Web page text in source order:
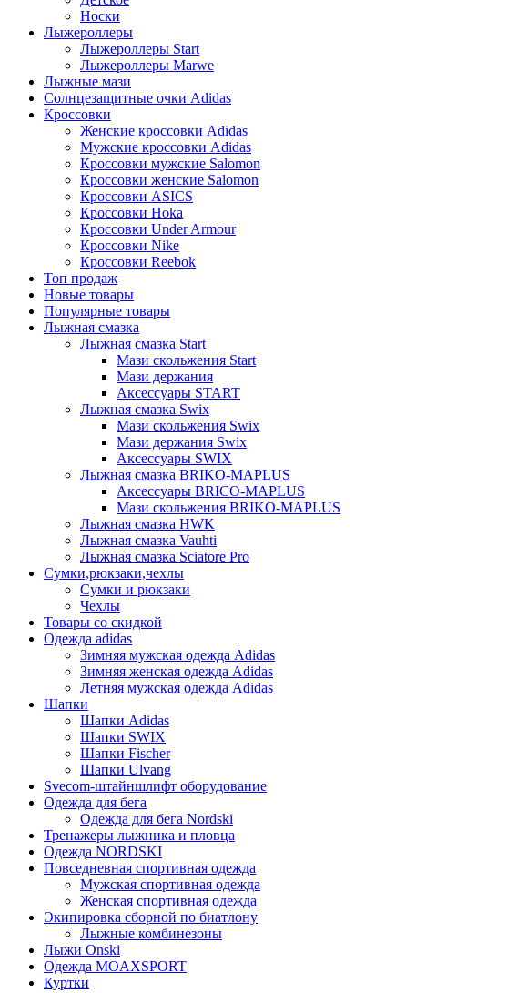
Носки
Лыжероллеры
Лыжероллеры Start
Лыжероллеры Marwe
Лыжные мази
Солнцезащитные очки Adidas
Кроссовки
Женские кроссовки Adidas
Мужские кроссовки Adidas
Кроссовки мужские Salomon
Кроссовки женские Salomon
Кроссовки ASICS
Кроссовки Hoka
Кроссовки Under Armour
Кроссовки Nike
Кроссовки Reebok
Топ продаж
Новые товары
Популярные товары
Лыжная смазка
Лыжная смазка Start
Мази скольжения Start
Мази держания
Аксессуары START
Лыжная смазка Swix
Мази скольжения Swix
Мази держания Swix
Аксессуары SWIX
Лыжная смазка BRIKO-MAPLUS
Аксессуары BRICO-MAPLUS
Мази скольжения BRIKO-MAPLUS
Лыжная смазка HWK
Лыжная смазка Vauhti
Лыжная смазка Sciatore Pro
Сумки,рюкзаки,чехлы
Сумки и рюкзаки
Чехлы
Товары со скидкой
Одежда adidas
Зимняя мужская одежда Adidas
Зимняя женская одежда Adidas
Летняя мужская одежда Adidas
Шапки
Шапки Adidas
Шапки SWIX
Шапки Fischer
Шапки Ulvang
Svecom-штайншлифт оборудование
Одежда для бега
Одежда для бега Nordski
Тренажеры лыжника и пловца
Одежда NORDSKI
Повседневная спортивная одежда
Мужская спортивная одежда
Женская спортивная одежда
Экипировка сборной по биатлону
Лыжные комбинезоны
Лыжи Onski
Одежда MOAXSPORT
Куртки